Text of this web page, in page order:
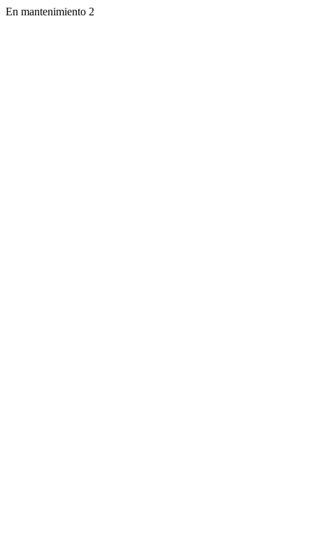
En mantenimiento 2